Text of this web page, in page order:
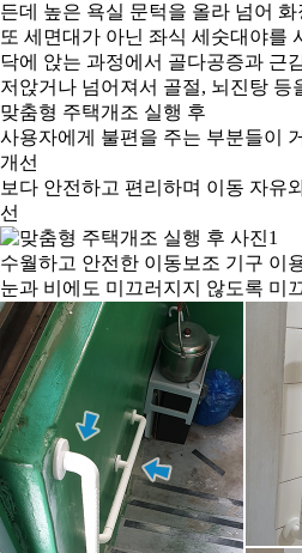
든데 높은 욕실 문턱을 올라 넘어
또 세면대가 아닌 좌식 세숫대야를
닥에 앉는 과정에서 골다공증과 근
저앉거나 넘어져서 골절, 뇌진탕 등
맞춤형 주택개조 실행 후
사용자에게 불편을 주는 부분들이
개선
보다 안전하고 편리 하며 이동 자유
선
수월하고 안전한 이동보조 기구 이
눈과 비에도 미끄러지지 않도록 미